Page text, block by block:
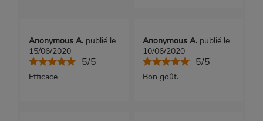
Anonymous A. publié le
15/06/2020
5/5
Efficace
Anonymous A. publié le
10/06/2020
5/5
Bon goût.